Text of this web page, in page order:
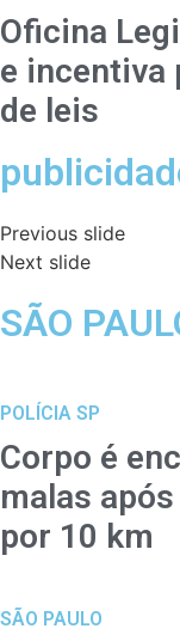
Oficina
e incentiva
de leis
Previous slide
Next slide
SÃO
POLÍCIA SP
Corpo é
malas
por 10 km
SÃO PAULO